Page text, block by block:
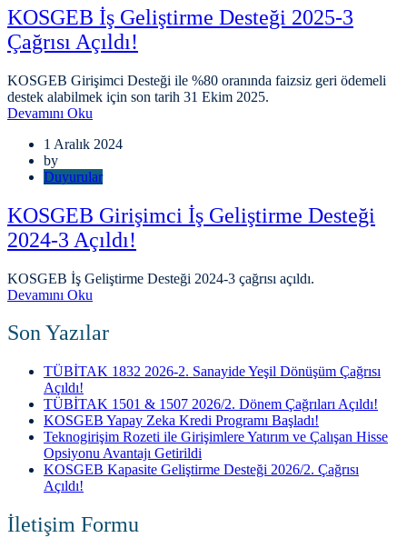
KOSGEB İş Geliştirme Desteği 2025-3
Çağrısı Açıldı!
KOSGEB Girişimci Desteği ile %80 oranında faizsiz geri ödemeli
destek alabilmek için son tarih 31 Ekim 2025.
Devamını Oku
1 Aralık 2024
by
Duyurular
KOSGEB Girişimci İş Geliştirme Desteği
2024-3 Açıldı!
KOSGEB İş Geliştirme Desteği 2024-3 çağrısı açıldı.
Devamını Oku
Son Yazılar
TÜBİTAK 1832 2026-2. Sanayide Yeşil Dönüşüm Çağrısı
Açıldı!
TÜBİTAK 1501 & 1507 2026/2. Dönem Çağrıları Açıldı!
KOSGEB Yapay Zeka Kredi Programı Başladı!
Teknogirişim Rozeti ile Girişimlere Yatırım ve Çalışan Hisse
Opsiyonu Avantajı Getirildi
KOSGEB Kapasite Geliştirme Desteği 2026/2. Çağrısı
Açıldı!
İletişim Formu